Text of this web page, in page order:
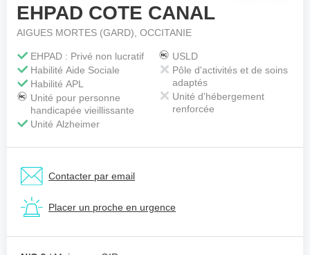
Votre téléphone *
Votre message
EHPAD COTE CANAL
AIGUES MORTES (GARD), OCCITANIE
EHPAD : Privé non lucratif
Habilité Aide Sociale
Habilité APL
Unité pour personne
handicapée vieillissante
Unité Alzheimer
USLD
Pôle d'activités et de soins
adaptés
Unité d'hébergement
renforcée
Contacter par email
Placer un proche en urgence